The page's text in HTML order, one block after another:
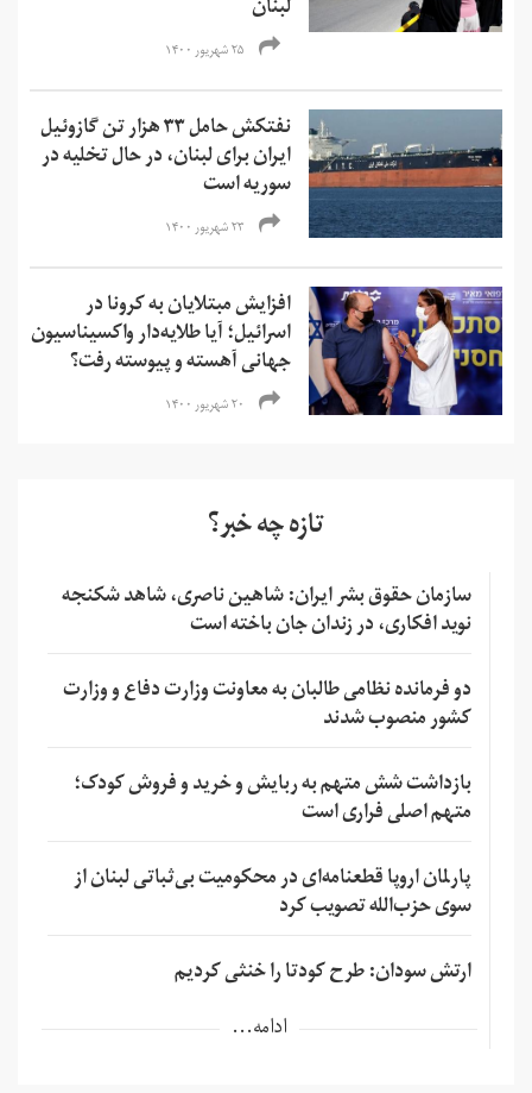
لبنان
۲۵ شهریور ۱۴۰۰
نفتکش حامل ۳۳ هزار تن گازوئیل
ایران برای لبنان، در حال تخلیه در
سوریه است
۲۳ شهریور ۱۴۰۰
افزایش مبتلایان به کرونا در
اسرائیل؛ آیا طلایه‌دار واکسیناسیون
جهانی آهسته و پیوسته رفت؟
۲۰ شهریور ۱۴۰۰
تازه چه خبر؟
سازمان حقوق بشر ایران: شاهین ناصری، شاهد شکنجه
نوید افکاری، در زندان جان باخته است
دو فرمانده نظامی طالبان به معاونت وزارت دفاع و وزارت
کشور منصوب شدند
بازداشت شش متهم به ربایش و خرید و فروش کودک؛
متهم اصلی فراری است
پارلمان اروپا قطعنامه‌ای در محکومیت بی‌ثباتی لبنان از
سوی حزب‌الله تصویب کرد
ارتش سودان: طرح کودتا را خنثی کردیم
ادامه...